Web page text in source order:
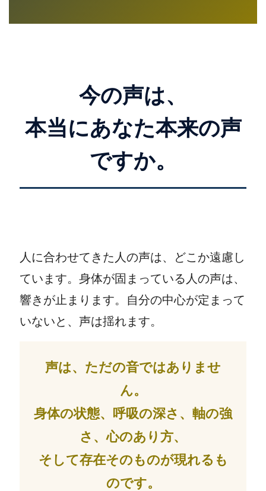
今の声は、
本当にあなた本来の声
ですか。
人に合わせてきた人の声は、どこか遠慮し
ています。身体が固まっている人の声は、
響きが止まります。自分の中心が定まって
いないと、声は揺れます。
声は、ただの音ではありませ
ん。
身体の状態、呼吸の深さ、軸の強
さ、心のあり方、
そして存在そのものが現れるも
のです。